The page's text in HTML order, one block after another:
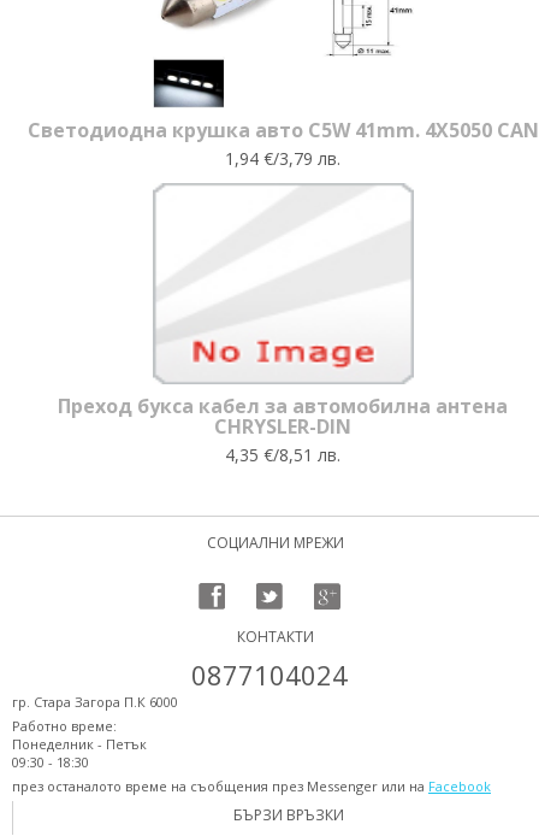
Светодиодна крушка авто C5W 41mm. 4X5050 CAN
1,94 €/3,79 лв.
Преход букса кабел за автомобилна антена
CHRYSLER-DIN
4,35 €/8,51 лв.
СОЦИАЛНИ МРЕЖИ
КОНТАКТИ
0877104024
гр. Стара Загора П.К 6000
Работно време:
Понеделник - Петък
09:30 - 18:30
през останалото време на съобщения през Messenger или на Facebook
БЪРЗИ ВРЪЗКИ